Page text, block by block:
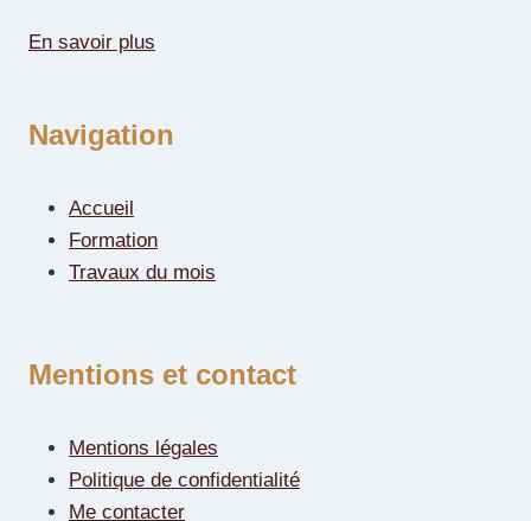
En savoir plus
Navigation
Accueil
Formation
Travaux du mois
Mentions et contact
Mentions légales
Politique de confidentialité
Me contacter